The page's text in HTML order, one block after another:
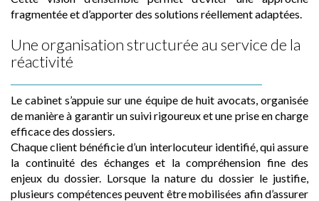
fragmentée et d’apporter des solutions réellement adaptées.
Une organisation structurée au service de la
réactivité
Le cabinet s’appuie sur une équipe de huit avocats, organisée
de manière à garantir un suivi rigoureux et une prise en charge
efficace des dossiers.
Chaque client bénéficie d’un interlocuteur identifié, qui assure
la continuité des échanges et la compréhension fine des
enjeux du dossier. Lorsque la nature du dossier le justifie,
plusieurs compétences peuvent être mobilisées afin d’assurer